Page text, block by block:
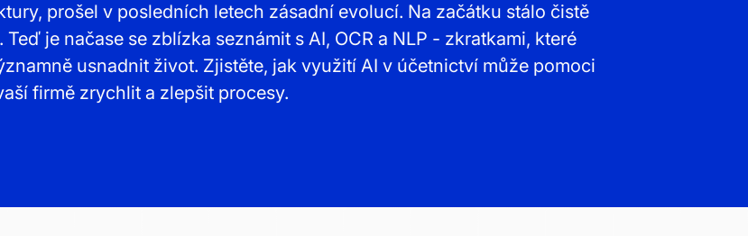
prošel v posledních letech zásadní evolucí. Na začátku stálo čistě
je načase se zblízka seznámit s AI, OCR a NLP - zkratkami, které
usnadnit život. Zjistěte, jak využití AI v účetnictví může pomoci
firmě zrychlit a zlepšit procesy.